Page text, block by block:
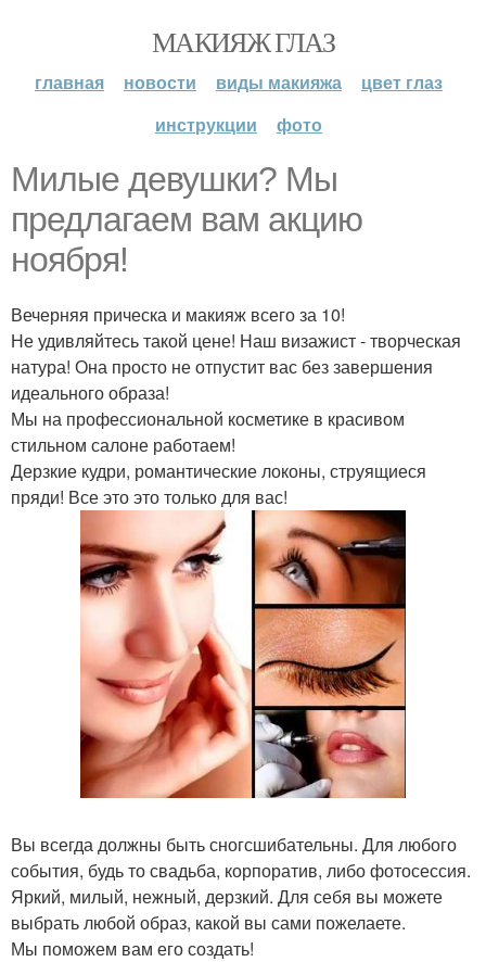
МАКИЯЖ ГЛАЗ
главная новости виды макияжа
цвет глаз
инструкции
фото
Милые девушки? Мы
предлагаем вам акцию
ноября!
Вечерняя прическа и макияж всего за 10!
Не удивляйтесь такой цене! Наш визажист - творческая
натура! Она просто не отпустит вас без завершения
идеального образа!
Мы на профессиональной косметике в красивом
стильном салоне работаем!
Дерзкие кудри, романтические локоны, струящиеся
пряди! Все это это только для вас!
Вы всегда должны быть сногсшибательны. Для любого
события, будь то свадьба, корпоратив, либо фотосессия.
Яркий, милый, нежный, дерзкий. Для себя вы можете
выбрать любой образ, какой вы сами пожелаете.
Мы поможем вам его создать!